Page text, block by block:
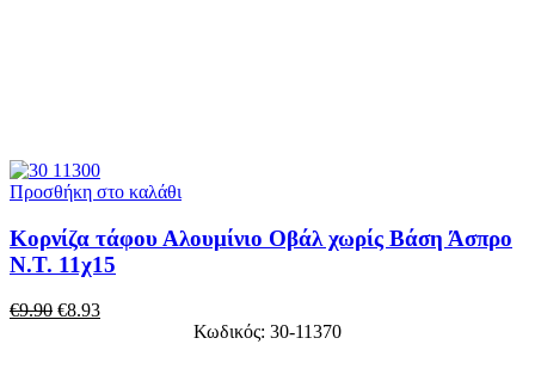
Προσθήκη στο καλάθι
Κορνίζα τάφου Αλουμίνιο Οβάλ χωρίς Βάση Άσπρο
Ν.Τ. 11χ15
€9.90 €8.93
Κωδικός: 30-11370